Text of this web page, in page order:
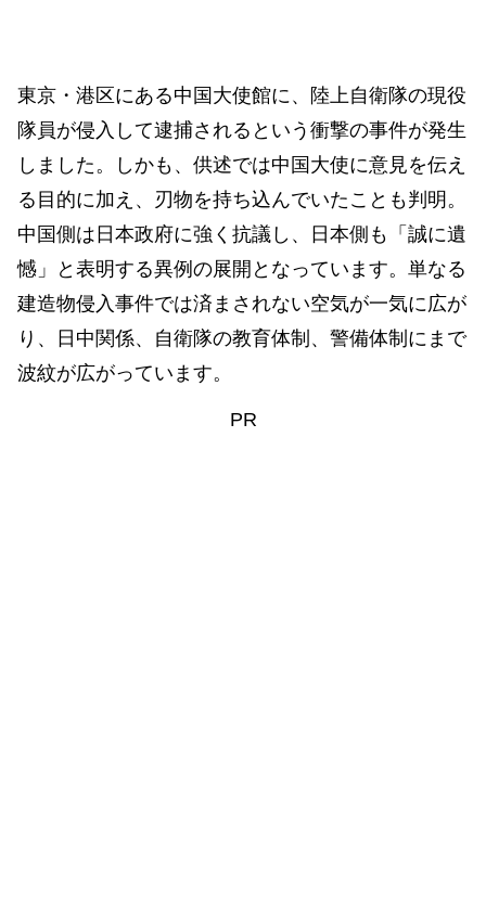
東京・港区にある中国大使館に、陸上自衛隊の現役
隊員が侵入して逮捕されるという衝撃の事件が発生
しました。しかも、供述では中国大使に意見を伝え
る目的に加え、刃物を持ち込んでいたことも判明。
中国側は日本政府に強く抗議し、日本側も「誠に遺
憾」と表明する異例の展開となっています。単なる
建造物侵入事件では済まされない空気が一気に広が
り、日中関係、自衛隊の教育体制、警備体制にまで
波紋が広がっています。
PR